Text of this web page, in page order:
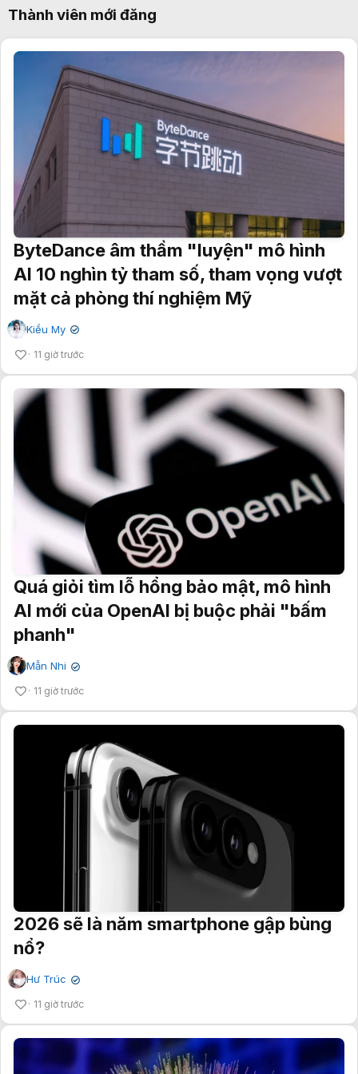
Thành viên mới đăng
ByteDance âm thầm "luyện" mô hình
AI 10 nghìn tỷ tham số, tham vọng vượt
mặt cả phòng thí nghiệm Mỹ
Kiều My ✔
11 giờ trước
Quá giỏi tìm lỗ hổng bảo mật, mô hình
AI mới của OpenAI bị buộc phải "bấm
phanh"
Mẫn Nhi ✔
11 giờ trước
2026 sẽ là năm smartphone gập bùng
nổ?
Hư Trúc ✔
11 giờ trước